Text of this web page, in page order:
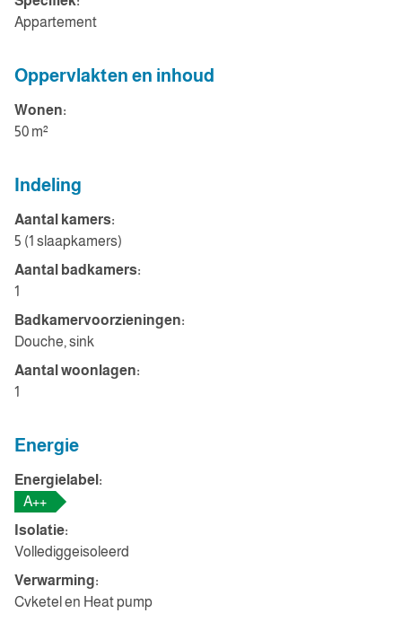
Appartement
Oppervlakten en inhoud
Wonen:
50 m²
Indeling
Aantal kamers:
5 (1 slaapkamers)
Aantal badkamers:
1
Badkamervoorzieningen:
Douche, sink
Aantal woonlagen:
1
Energie
Energielabel:
A++
Isolatie:
Vollediggeisoleerd
Verwarming:
Cvketel en Heat pump